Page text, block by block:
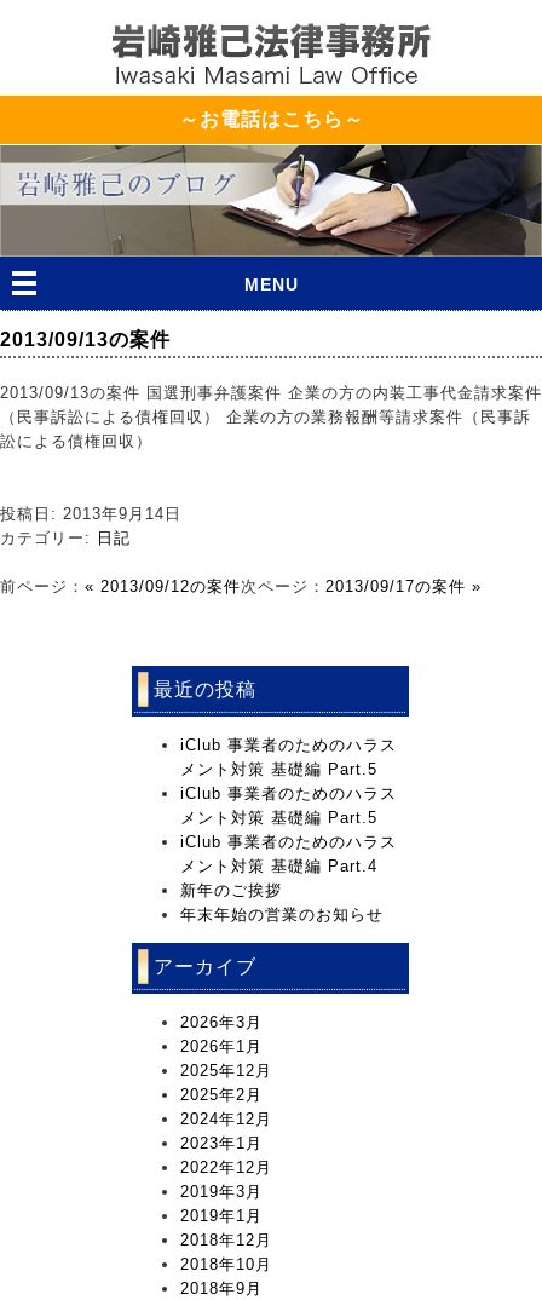
～お電話はこちら～
MENU
2013/09/13の案件
2013/09/13の案件 国選刑事弁護案件 企業の方の内装工事代金請求案件
（民事訴訟による債権回収） 企業の方の業務報酬等請求案件（民事訴
訟による債権回収）
投稿日: 2013年9月14日
カテゴリー: 日記
前ページ： « 2013/09/12の案件次ページ： 2013/09/17の案件 »
最近の投稿
iClub 事業者のためのハラス
メント対策 基礎編 Part.5
iClub 事業者のためのハラス
メント対策 基礎編 Part.5
iClub 事業者のためのハラス
メント対策 基礎編 Part.4
新年のご挨拶
年末年始の営業のお知らせ
アーカイブ
2026年3月
2026年1月
2025年12月
2025年2月
2024年12月
2023年1月
2022年12月
2019年3月
2019年1月
2018年12月
2018年10月
2018年9月